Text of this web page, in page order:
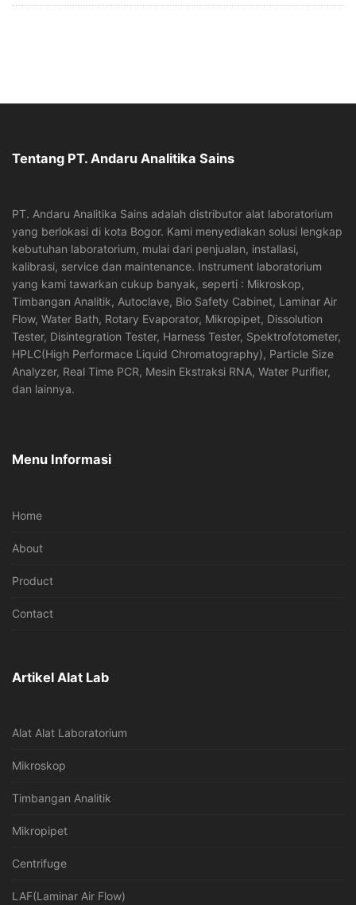
Tentang PT. Andaru Analitika Sains
PT. Andaru Analitika Sains adalah distributor alat laboratorium
yang berlokasi di kota Bogor. Kami menyediakan solusi lengkap
kebutuhan laboratorium, mulai dari penjualan, installasi,
kalibrasi, service dan maintenance. Instrument laboratorium
yang kami tawarkan cukup banyak, seperti : Mikroskop,
Timbangan Analitik, Autoclave, Bio Safety Cabinet, Laminar Air
Flow, Water Bath, Rotary Evaporator, Mikropipet, Dissolution
Tester, Disintegration Tester, Harness Tester, Spektrofotometer,
HPLC(High Performace Liquid Chromatography), Particle Size
Analyzer, Real Time PCR, Mesin Ekstraksi RNA, Water Purifier,
dan lainnya.
Menu Informasi
Home
About
Product
Contact
Artikel Alat Lab
Alat Alat Laboratorium
Mikroskop
Timbangan Analitik
Mikropipet
Centrifuge
LAF(Laminar Air Flow)